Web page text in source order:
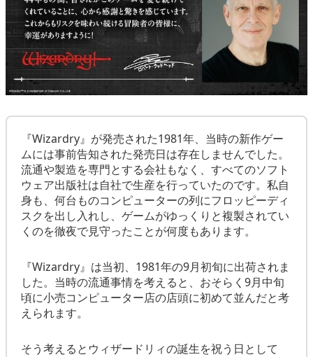
『Wizardry』が発売された1981年、当時の新作ゲー
ムには事前告知された発売日は存在しませんでした。
流通や製造を専門とする会社もなく、すべてのソフト
ウェア出版社は自社で生産を行っていたのです。私自
身も、何台ものコンピューターの列にフロッピーディ
スクを出し入れし、ゲームがゆっくりと複製されてい
くのを徹夜で見守ったことが何度もあります。
『Wizardry』は当初、1981年の9月初旬に出荷されま
した。当時の流通事情を考えると、おそらく9月中旬
頃に小売コンピューター店の店頭に初めて並んだと考
えられます。
そう考えるとウィザードリィの誕生を祝う日として